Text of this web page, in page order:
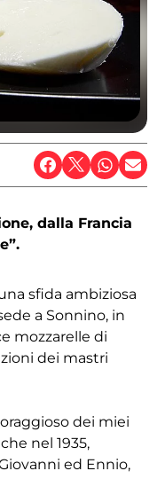
dalla Francia
sfida ambiziosa
a Sonnino, in
mozzarelle di
dei mastri
dei miei
nel 1935,
ed Ennio,